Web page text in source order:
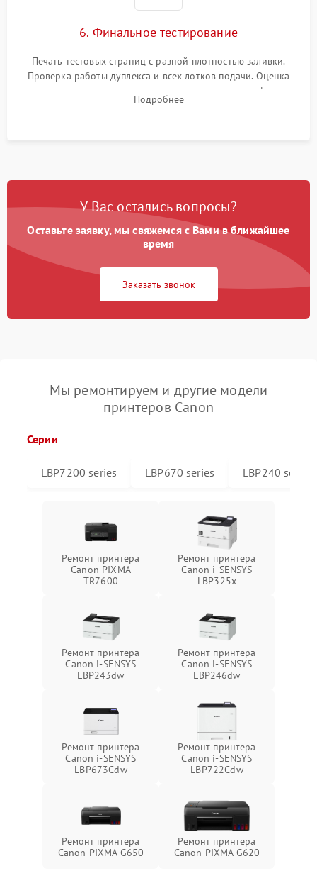
6. Финальное тестирование
Печать тестовых страниц с разной плотностью заливки.
Проверка работы дуплекса и всех лотков подачи. Оценка
качества запекания тонера и полное отсутствие дефектов
изображения перед выдачей готового устройства.
Подробнее
У Вас остались вопросы?
Оставьте заявку, мы свяжемся с Вами в ближайшее
время
Заказать звонок
Мы ремонтируем и другие модели
принтеров Canon
Серии
LBP7200 series LBP670 series LBP240 series
Ремонт принтера
Canon PIXMA
TR7600
Ремонт принтера
Canon i-SENSYS
LBP325x
Ремонт принтера
Canon i-SENSYS
LBP243dw
Ремонт принтера
Canon i-SENSYS
LBP246dw
Ремонт принтера
Canon i-SENSYS
LBP673Cdw
Ремонт принтера
Canon i-SENSYS
LBP722Cdw
Ремонт принтера
Canon PIXMA G650
Ремонт принтера
Canon PIXMA G620